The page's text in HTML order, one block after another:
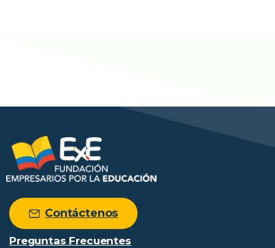
Contáctenos
Preguntas Frecuentes